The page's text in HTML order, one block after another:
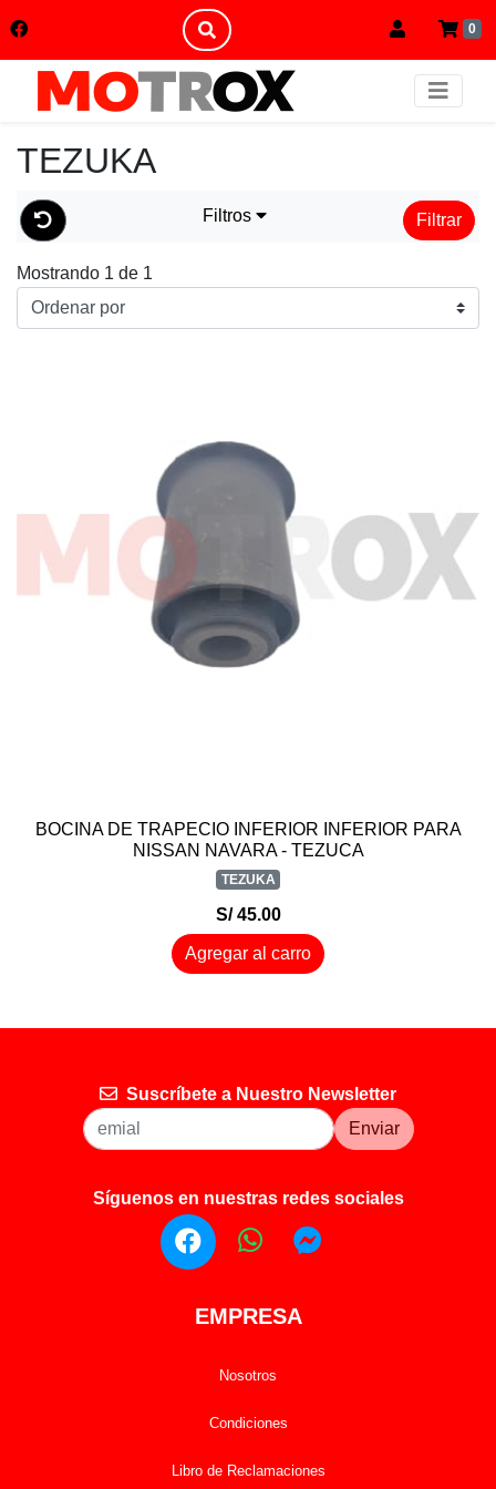
0
TEZUKA
Filtros Filtrar
Mostrando 1 de 1
BOCINA DE TRAPECIO INFERIOR INFERIOR PARA
NISSAN NAVARA - TEZUCA
TEZUKA
S/ 45.00
Agregar al carro
Suscríbete a Nuestro Newsletter
Enviar
Síguenos en nuestras redes sociales
EMPRESA
Nosotros
Condiciones
Libro de Reclamaciones